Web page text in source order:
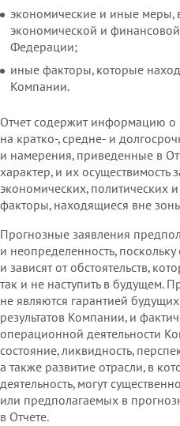
прав человека по
ООН в
экономические и иные
экономической и финансовой
Федерации;
иные факторы, которые
Компании.
Отчет содержит информацию о
на кратко‑, средне‑ и
и намерения, приведенные в
характер, и их осуществимость
экономических, политических
факторы, находящиеся вне
Прогнозные заявления
и неопределенность,
и зависят от обстоятельств,
так и не наступить в будущем.
не являются гарантией
результатов Компании, и
операционной деятельности
состояние, ликвидность,
а также развитие отрасли, в
деятельность, могут
или предполагаемых в
в Отчете.